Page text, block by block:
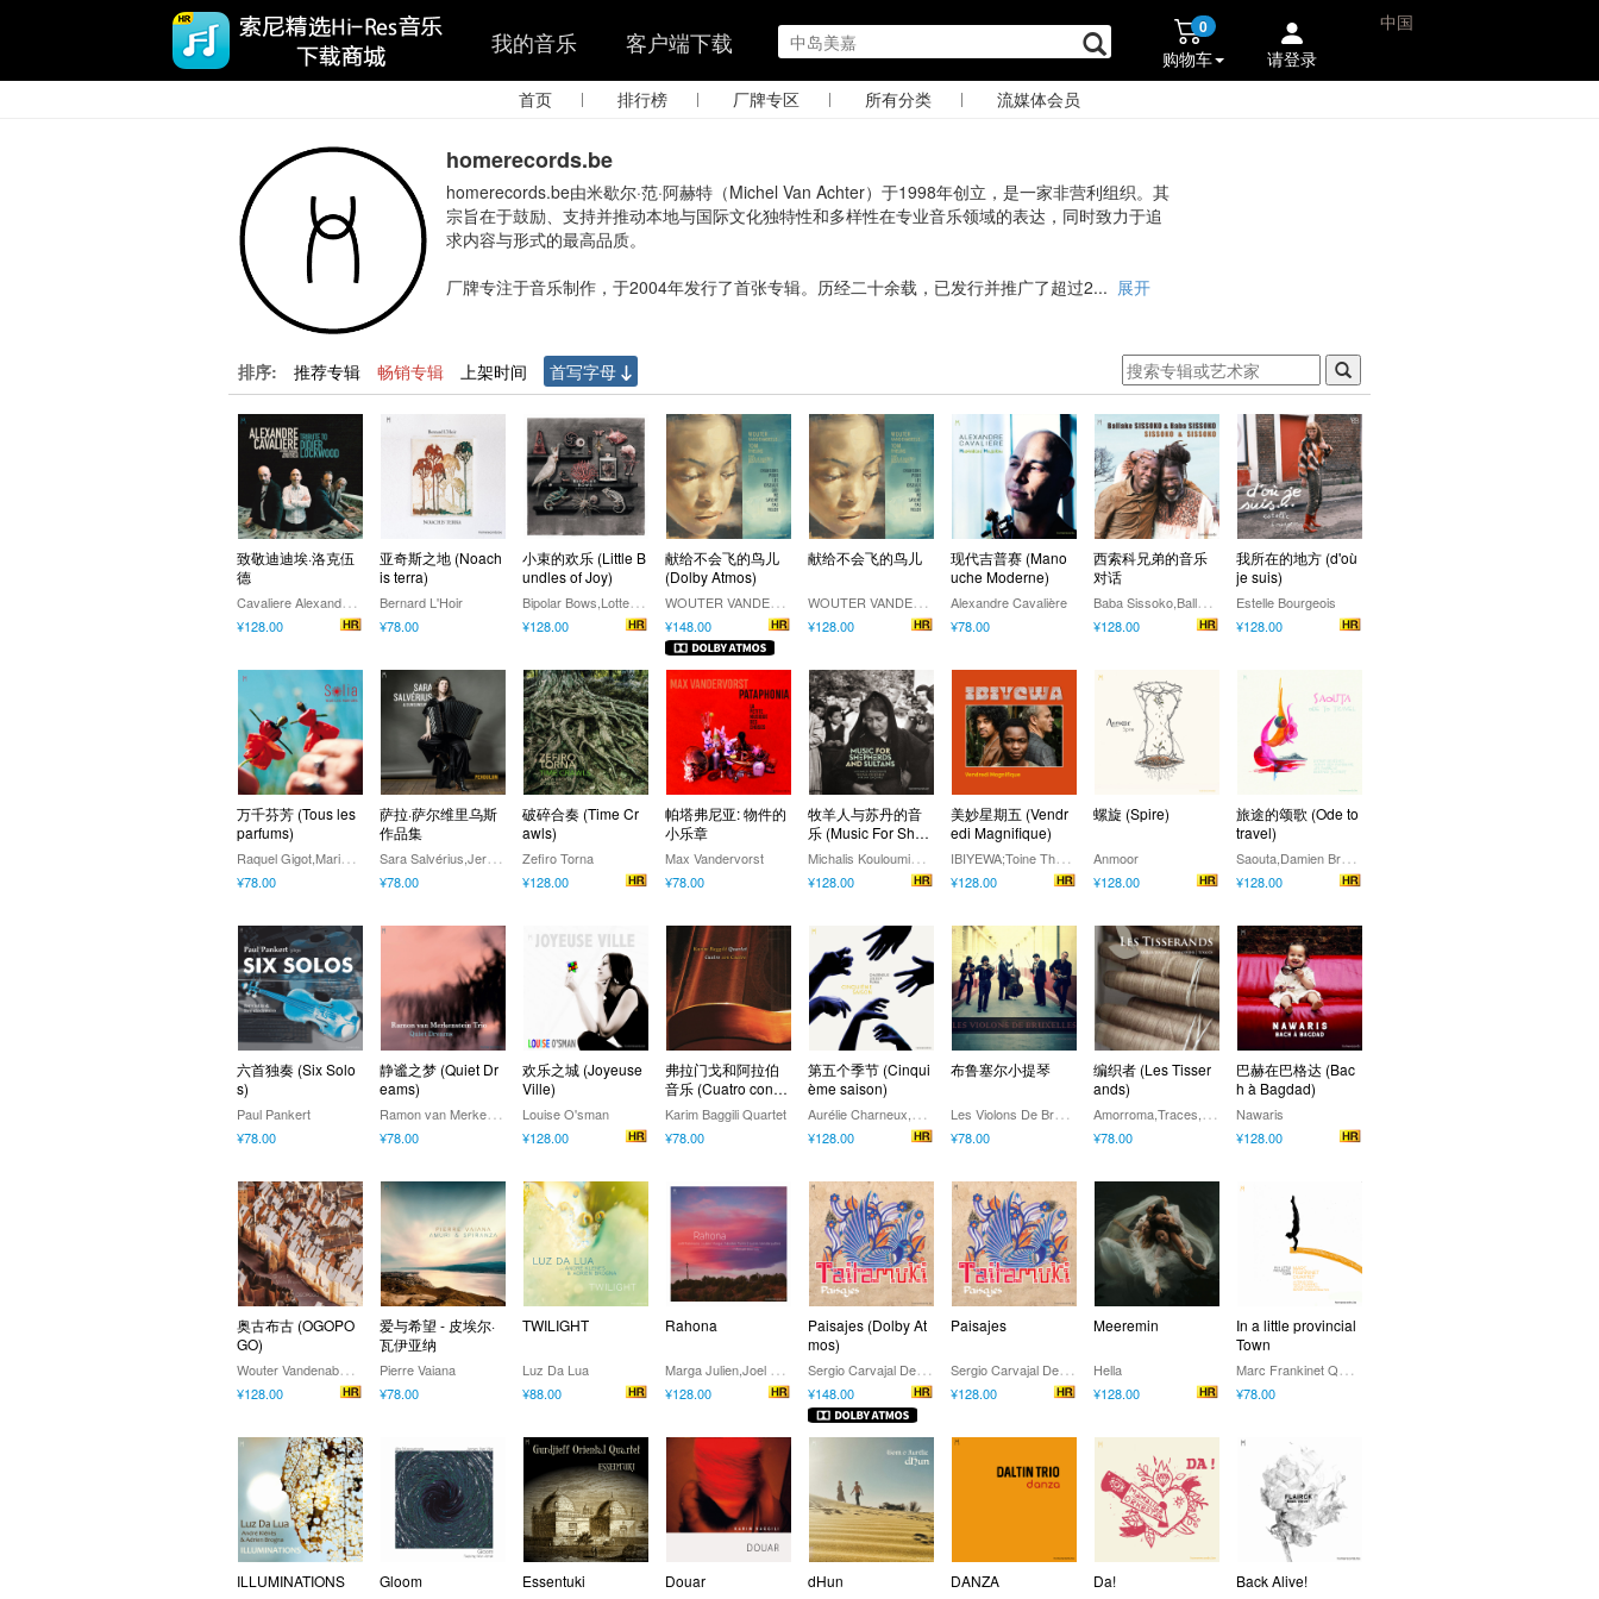
我的音乐 客户端下载 0
购物车 请登录
中国
首页 | 排行榜 | 厂牌专区 | 所有分类 | 流媒体会员
homerecords.be
homerecords.be由米歇尔·范·阿赫特（Michel Van Achter）于1998年创立，是一家非营利组织。其
宗旨在于鼓励、支持并推动本地与国际文化独特性和多样性在专业音乐领域的表达，同时致力于追
求内容与形式的最高品质。
厂牌专注于音乐制作，于2004年发行了首张专辑。历经二十余载，已发行并推广了超过2... 展开
排序: 推荐专辑 畅销专辑 上架时间 首写字母
致敬迪迪埃·洛克伍
德
C
avaliere Alexandre,Manu Bonetti,Jerôme Baudart,Olivier Stalon
¥128.00
亚奇斯之地 (Noach
is terra)
Bernard L'Hoir
¥78.00
小束的欢乐 (Little B
undles of Joy)
B
ipolar Bows,Lotte Remmen,Toby Kuhn
¥128.00
献给不会飞的鸟儿
(Dolby Atmos)
W
OUTER VANDENABEELE,TOM THEUNS,AURELIE DORZÉE
¥148.00
献给不会飞的鸟儿
W
OUTER VANDENABEELE,TOM THEUNS,AURELIE DORZÉE
¥128.00
现代吉普赛 (Mano
uche Moderne)
Alexandre Cavalière
¥78.00
西索科兄弟的音乐
对话
B
aba Sissoko,Ballaké Sissoko
¥128.00
我所在的地方 (d'où
je suis)
Estelle Bourgeois
¥128.00
万千芬芳 (Tous les
parfums)
R
aquel Gigot,Marielle Vancamp
¥78.00
萨拉·萨尔维里乌斯
作品集
S
ara Salvérius,Jeroen Baer,Yumika Lecluyze,Karel Coninx,Seraphine Stragier
¥78.00
破碎合奏 (Time Cr
awls)
Zefiro Torna
¥128.00
帕塔弗尼亚: 物件的
小乐章
Max Vandervorst
¥78.00
牧羊人与苏丹的音
乐 (Music For Shep
herds And Sultans)
M
ichalis Kouloumis,Tristan Driessens,Miriam Encinas
¥128.00
美妙星期五 (Vendr
edi Magnifique)
I
BIYEWA;Toine Thys;Joel Rabesolo;Angelo Moustapha
¥128.00
螺旋 (Spire)
Anmoor
¥128.00
旅途的颂歌 (Ode to
travel)
S
aouta,Damien Brassart,Akram Ben Romdhane,Jim Monneau,Bernard Flament
¥128.00
六首独奏 (Six Solo
s)
Paul Pankert
¥78.00
静谧之梦 (Quiet Dr
eams)
R
amon van Merkenstein Trio
¥78.00
欢乐之城 (Joyeuse
Ville)
Louise O'sman
¥128.00
弗拉门戈和阿拉伯
音乐 (Cuatro con c
uatro)
Karim Baggili Quartet
¥78.00
第五个季节 (Cinqui
ème saison)
A
urélie Charneux,Simon Leleux,Nicolas Puma
¥128.00
布鲁塞尔小提琴
L
es Violons De Bruxelles
¥78.00
编织者 (Les Tisser
ands)
A
morroma,Traces,Zefiro Torna
¥78.00
巴赫在巴格达 (Bac
h à Bagdad)
Nawaris
¥128.00
奥古布古 (OGOPO
GO)
W
outer Vandenabeele;Lotte Remmen;Anouk Sanczuk;Naomi Vercauteren;Jeroen Knapen
¥128.00
爱与希望 - 皮埃尔·
瓦伊亚纳
Pierre Vaiana
¥78.00
TWILIGHT
Luz Da Lua
¥88.00
Rahona
M
arga Julien,Joel Rabesolo,Nicolas Puma,Lucas Vanderputten,Manuel Hermia
¥128.00
Paisajes (Dolby At
mos)
S
ergio Carvajal Del Salto,Osvaldo Hernandez Napoles,Kaspar Uljas,Jose Buc
¥148.00
Paisajes
S
ergio Carvajal Del Salto,Osvaldo Hernandez Napoles,Kaspar Uljas,Jose Buc
¥128.00
Meeremin
Hella
¥128.00
In a little provincial
Town
M
arc Frankinet Quartet
¥78.00
ILLUMINATIONS Gloom Essentuki Douar dHun DANZA Da! Back Alive!